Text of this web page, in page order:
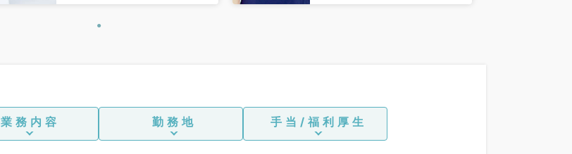
業務内容 勤務地 手当/福利厚生